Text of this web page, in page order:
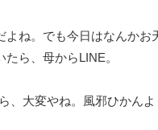
ね。でも今日はなんかお
ら、母からLINE。
、大変やね。風邪ひかんよ